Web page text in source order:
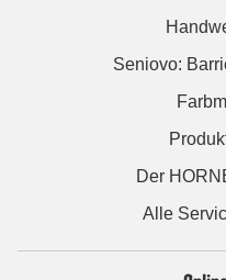
Seniovo:
Der
Alle